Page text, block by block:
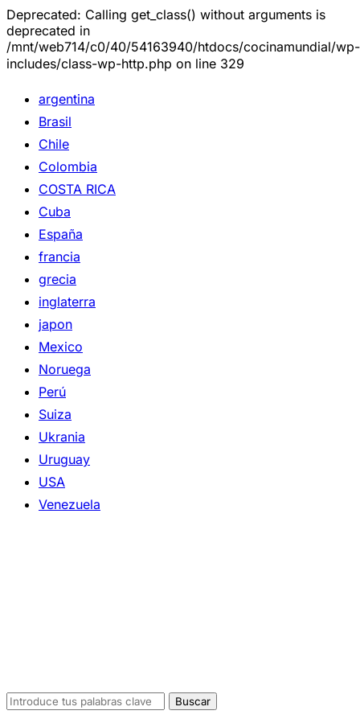
Deprecated: Calling get_class() without arguments is
deprecated in
/mnt/web714/c0/40/54163940/htdocs/cocinamundial/wp-
includes/class-wp-http.php on line 329
argentina
Brasil
Chile
Colombia
COSTA RICA
Cuba
España
francia
grecia
inglaterra
japon
Mexico
Noruega
Perú
Suiza
Ukrania
Uruguay
USA
Venezuela